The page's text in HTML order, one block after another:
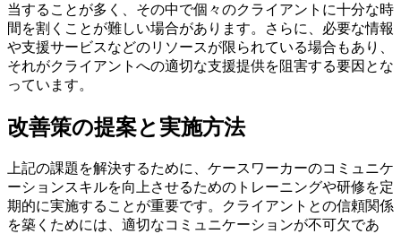
当することが多く、その中で個々のクライアントに十分な時
間を割くことが難しい場合があります。さらに、必要な情報
や支援サービスなどのリソースが限られている場合もあり、
それがクライアントへの適切な支援提供を阻害する要因とな
っています。
改善策の提案と実施方法
上記の課題を解決するために、ケースワーカーのコミュニケ
ーションスキルを向上させるためのトレーニングや研修を定
期的に実施することが重要です。クライアントとの信頼関係
を築くためには、適切なコミュニケーションが不可欠であ